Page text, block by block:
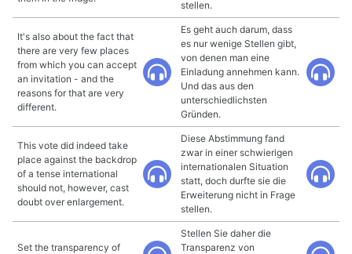
stellen.
It's also about the fact that
there are very few places
from which you can accept
an invitation - and the
reasons for that are very
different.
Es geht auch darum, dass
es nur wenige Stellen gibt,
von denen man eine
Einladung annehmen kann.
Und das aus den
unterschiedlichsten
Gründen.
This vote did indeed take
place against the backdrop
of a tense international
should not, however, cast
doubt over enlargement.
Diese Abstimmung fand
zwar in einer schwierigen
internationalen Situation
statt, doch durfte sie die
Erweiterung nicht in Frage
stellen.
Set the transparency of
Stellen Sie daher die
Transparenz von